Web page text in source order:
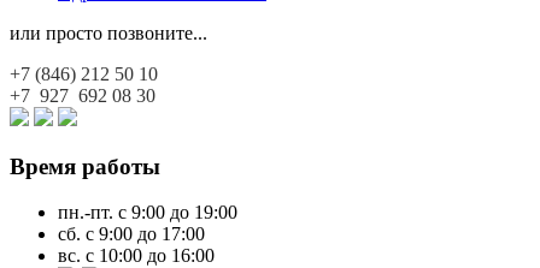
или просто позвоните...
+7 (846) 212 50 10
+7 927 692 08 30
Время работы
пн.-пт. с 9:00 до 19:00
сб. с 9:00 до 17:00
вс. с 10:00 до 16:00